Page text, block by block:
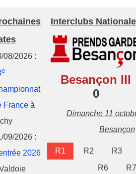
08/2026 :
e
France à
09/2026 :
2026
Interclubs
Besançon III
0
Dimanche 11
Besançon
R1 R2
R3
R6
R7